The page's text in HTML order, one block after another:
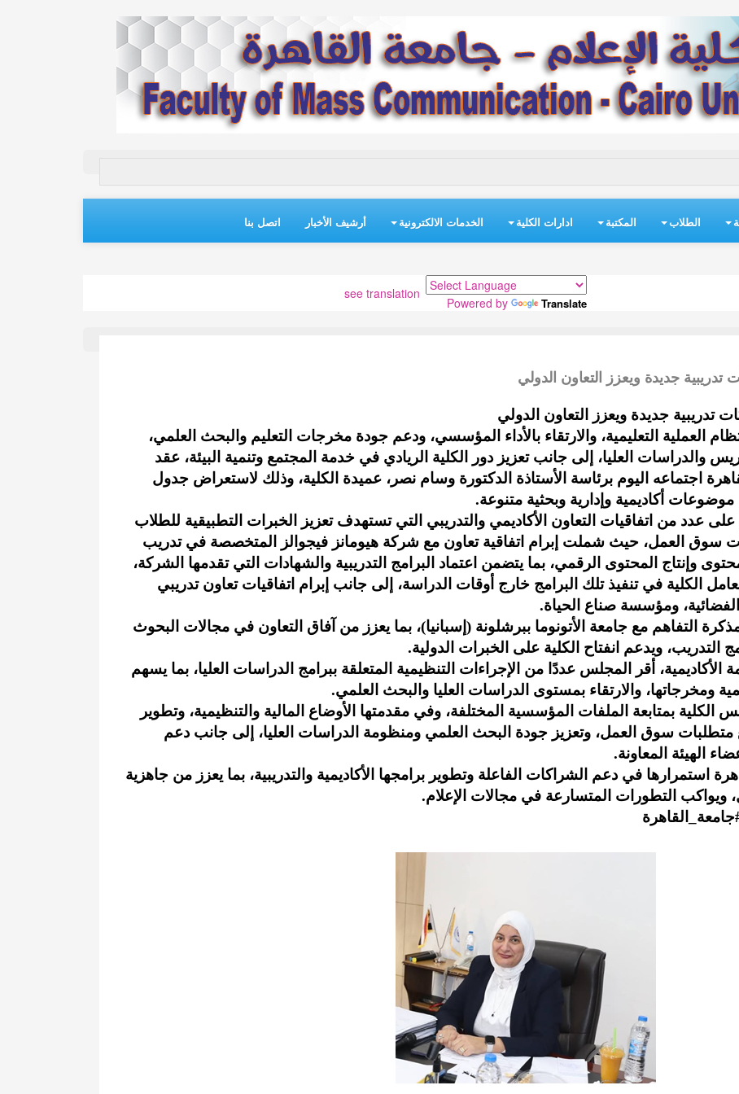
الطلاب المكتبة ادارات الكلية الخدمات الالكترونية أرشيف الأخبار اتصل بنا
see translation
Powered by Translate
جديدة ويعزز التعاون الدولي
تدريبية جديدة ويعزز التعاون الدولي
العملية التعليمية، والارتقاء بالأداء المؤسسي، ودعم جودة مخرجات التعليم والبحث العلمي،
والدراسات العليا، إلى جانب تعزيز دور الكلية الريادي في خدمة المجتمع وتنمية البيئة، عقد
اجتماعه اليوم برئاسة الأستاذة الدكتورة وسام نصر، عميدة الكلية، وذلك لاستعراض جدول
أكاديمية وإدارية وبحثية متنوعة.
عدد من اتفاقيات التعاون الأكاديمي والتدريبي التي تستهدف تعزيز الخبرات التطبيقية للطلاب
سوق العمل، حيث شملت إبرام اتفاقية تعاون مع شركة هيومانز فيجوالز المتخصصة في تدريب
وإنتاج المحتوى الرقمي، بما يتضمن اعتماد البرامج التدريبية والشهادات التي تقدمها الشركة،
الكلية في تنفيذ تلك البرامج خارج أوقات الدراسة، إلى جانب إبرام اتفاقيات تعاون تدريبي
ومؤسسة صناع الحياة.
التفاهم مع جامعة الأتونوما ببرشلونة (إسبانيا)، بما يعزز من آفاق التعاون في مجالات البحوث
التدريب، ويدعم انفتاح الكلية على الخبرات الدولية.
أقر المجلس عددًا من الإجراءات التنظيمية المتعلقة ببرامج الدراسات العليا، بما يسهم
ومخرجاتها، والارتقاء بمستوى الدراسات العليا والبحث العلمي.
بمتابعة الملفات المؤسسية المختلفة، وفي مقدمتها الأوضاع المالية والتنظيمية، وتطوير
مع متطلبات سوق العمل، وتعزيز جودة البحث العلمي ومنظومة الدراسات العليا، إلى جانب دعم
الهيئة المعاونة.
استمرارها في دعم الشراكات الفاعلة وتطوير برامجها الأكاديمية والتدريبية، بما يعزز من جاهزية
ويواكب التطورات المتسارعة في مجالات الإعلام.